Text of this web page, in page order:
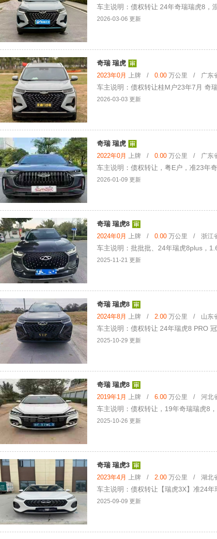
车主说明：债权转让 24年奇瑞瑞虎8，
2026-03-06 更新
奇瑞 瑞虎
2023年0月 上牌 / 0.00 万公里 / 广东省
车主说明：债权转让桂M户23年7月 奇
2026-03-03 更新
奇瑞 瑞虎
2022年0月 上牌 / 0.00 万公里 / 广东省
车主说明：债权转让，粤E户，准23年
2026-01-09 更新
奇瑞 瑞虎8
2024年0月 上牌 / 0.00 万公里 / 浙江省
车主说明：批批批、24年瑞虎8plus，
2025-11-21 更新
奇瑞 瑞虎8
2024年8月 上牌 / 2.00 万公里 / 山东省
车主说明：债权转让 24年瑞虎8 PRO
2025-10-29 更新
奇瑞 瑞虎8
2019年1月 上牌 / 6.00 万公里 / 河北省
车主说明：债权转让，19年奇瑞瑞虎8
2025-10-26 更新
奇瑞 瑞虎3
2023年4月 上牌 / 2.00 万公里 / 湖北省
车主说明：债权转让【瑞虎3X】准24
2025-09-09 更新